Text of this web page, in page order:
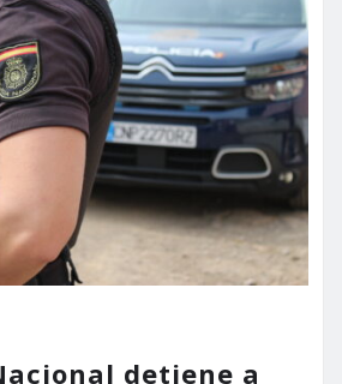
detiene a